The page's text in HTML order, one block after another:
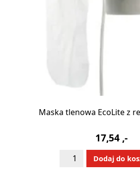
Maska tlenowa EcoLite z
17,54 ,-
ilość
Dodaj do